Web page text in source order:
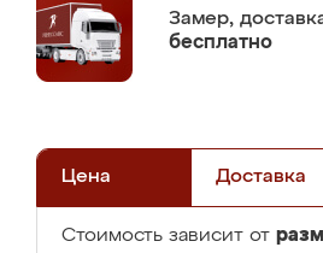
Замер,
бесплатно
Цена Доставка
Стоимость зависит от